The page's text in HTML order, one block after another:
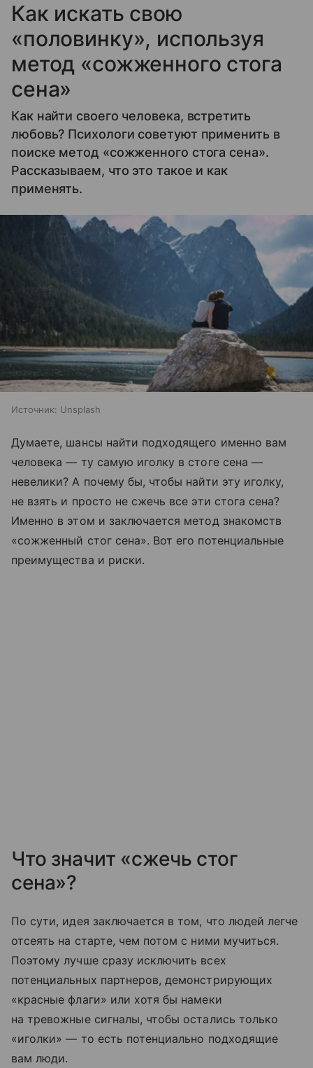
Как искать свою
«половинку», используя
метод «сожженного стога
сена»
Как найти своего человека, встретить
любовь? Психологи советуют применить в
поиске метод «сожженного стога сена».
Рассказываем, что это такое и как
применять.
Источник: Unsplash
Думаете, шансы найти подходящего именно вам
человека — ту самую иголку в стоге сена —
невелики? А почему бы, чтобы найти эту иголку,
не взять и просто не сжечь все эти стога сена?
Именно в этом и заключается метод знакомств
«сожженный стог сена». Вот его потенциальные
преимущества и риски.
Что значит «сжечь стог
сена»?
По сути, идея заключается в том, что людей легче
отсеять на старте, чем потом с ними мучиться.
Поэтому лучше сразу исключить всех
потенциальных партнеров, демонстрирующих
«красные флаги» или хотя бы намеки
на тревожные сигналы, чтобы остались только
«иголки» — то есть потенциально подходящие
вам люди.